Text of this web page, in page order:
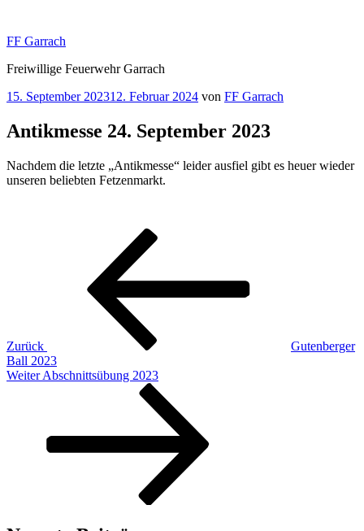
springen
FF Garrach
Freiwillige Feuerwehr Garrach
Veröffentlicht
15. September 202312. Februar 2024 von FF Garrach
Antikmesse 24. September 2023
Nachdem die letzte „Antikmesse“ leider ausfiel gibt es heuer wieder
unseren beliebten Fetzenmarkt.
Beitragsnavigation
Zurück
Gutenberger
Ball 2023
Nächster
Weiter Abschnittsübung 2023